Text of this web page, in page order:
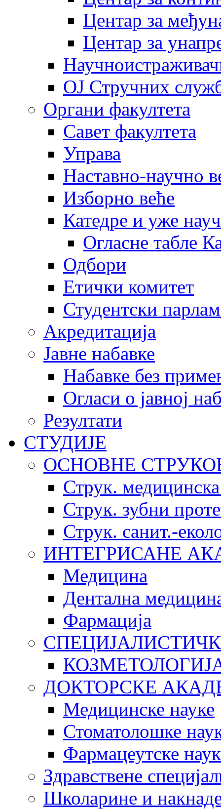
Центар за
Центар за
OJ Стручних
Органи факултета
Савет факултета
Управа
Наставно-научно
Изборно веће
Катедре и уже
Огласне табле
Одбори
Етички комитет
Студентски
Акредитација
Јавне набавке
Набавке без
Огласи о јавној
Резултати
СТУДИЈЕ
ОСНОВНЕ
Струк. медицинска
Струк. зубни
Струк. санит.-
ИНТЕГРИСАНЕ
Медицина
Дентална
Фармација
ДОКТОРСКЕ
Медицинске науке
Стоматолошке
Фармацеутске
Здравствене
Школарине и